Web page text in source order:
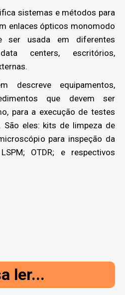
sistemas e métodos para
enlaces ópticos monomodo
ser usada em diferentes
centers, escritórios,
equipamentos,
que devem ser
para a execução de testes
São eles: kits de limpeza de
para inspeção da
OTDR; e respectivos
ler...